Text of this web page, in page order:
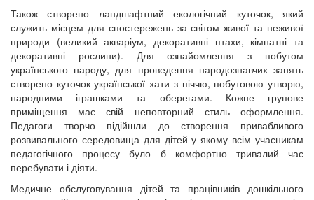
Також створено ландшафтний екологічний куточок, який
служить місцем для спостережень за світом живої та неживої
природи (великий акваріум, декоративні птахи, кімнатні та
декоративні рослини). Для ознайомлення з побутом
українського народу, для проведення народознавчих занять
створено куточок української хати з піччю, побутовою утворю,
народними іграшками та оберегами. Кожне групове
приміщення має свій неповторний стиль оформлення.
Педагоги творчо підійшли до створення привабливого
розвивального середовища для дітей у якому всім учасникам
педагогічного процесу було б комфортно тривалий час
перебувати і діяти.
Медичне обслуговування дітей та працівників дошкільного